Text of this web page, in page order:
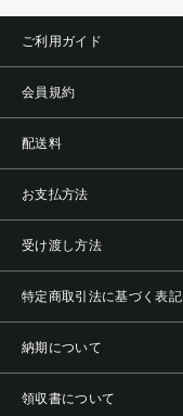
ご利用ガイド
会員規約
配送料
お支払方法
受け渡し方法
特定商取引法に基づく表記
納期について
領収書について